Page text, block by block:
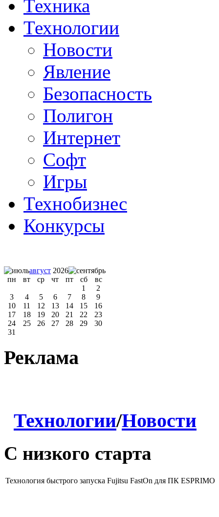
Техника
Технологии
Новости
Явление
Безопасность
Полигон
Интернет
Софт
Игры
Технобизнес
Конкурсы
август 2026
пн
вт ср чт пт сб
вс
1
2
3
4 5 6 7 8
9
10
11 12 13 14 15
16
17
18 19 20 21 22
23
24
25 26 27 28 29
30
31
Реклама
Технологии/Новости
С низкого старта
Технология быстрого запуска Fujitsu FastOn для ПК ESPRIMO